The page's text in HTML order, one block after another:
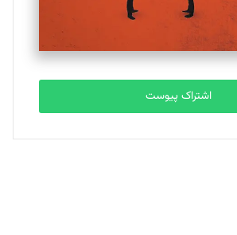
اشتراک پیوست